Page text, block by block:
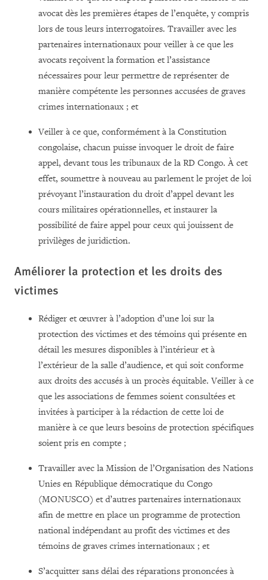
avocat dès les premières étapes de l’enquête, y compris
lors de tous leurs interrogatoires. Travailler avec les
partenaires internationaux pour veiller à ce que les
avocats reçoivent la formation et l’assistance
nécessaires pour leur permettre de représenter de
manière compétente les personnes accusées de graves
crimes internationaux ; et
Veiller à ce que, conformément à la Constitution
congolaise, chacun puisse invoquer le droit de faire
appel, devant tous les tribunaux de la RD Congo. À cet
effet, soumettre à nouveau au parlement le projet de loi
prévoyant l’instauration du droit d’appel devant les
cours militaires opérationnelles, et instaurer la
possibilité de faire appel pour ceux qui jouissent de
privilèges de juridiction.
Améliorer la protection et les droits des
victimes
Rédiger et œuvrer à l’adoption d’une loi sur la
protection des victimes et des témoins qui présente en
détail les mesures disponibles à l’intérieur et à
l’extérieur de la salle d’audience, et qui soit conforme
aux droits des accusés à un procès équitable. Veiller à ce
que les associations de femmes soient consultées et
invitées à participer à la rédaction de cette loi de
manière à ce que leurs besoins de protection spécifiques
soient pris en compte ;
Travailler avec la Mission de l’Organisation des Nations
Unies en République démocratique du Congo
(MONUSCO) et d’autres partenaires internationaux
afin de mettre en place un programme de protection
national indépendant au profit des victimes et des
témoins de graves crimes internationaux ; et
S’acquitter sans délai des réparations prononcées à